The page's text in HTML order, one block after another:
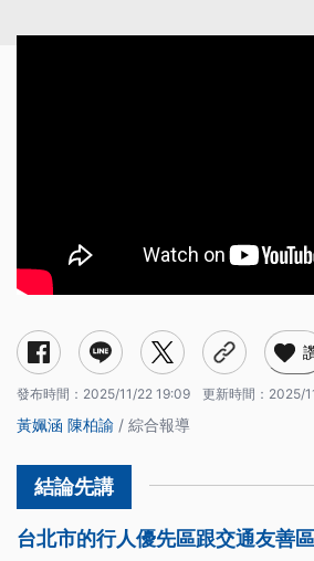
發布時間： 2025/11/22 19:09 更新時間： 2025/
黃姵涵 陳柏諭 / 綜合報導
台北市的行人優先區跟交通友善